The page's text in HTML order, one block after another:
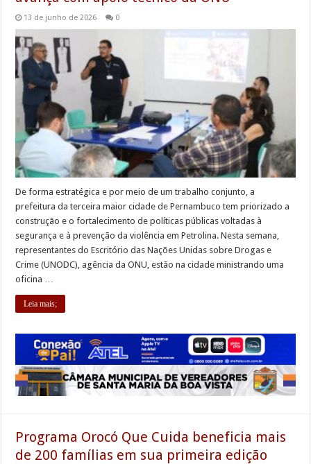
13 de junho de 2026 0
De forma estratégica e por meio de um trabalho conjunto, a
prefeitura da terceira maior cidade de Pernambuco tem priorizado a
construção e o fortalecimento de políticas públicas voltadas à
segurança e à prevenção da violência em Petrolina. Nesta semana,
representantes do Escritório das Nações Unidas sobre Drogas e
Crime (UNODC), agência da ONU, estão na cidade ministrando uma
oficina …
Leia mais;
Programa Orocó Que Cuida beneficia mais
de 200 famílias em sua primeira edição